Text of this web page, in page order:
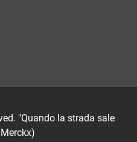
"Quando la strada sale